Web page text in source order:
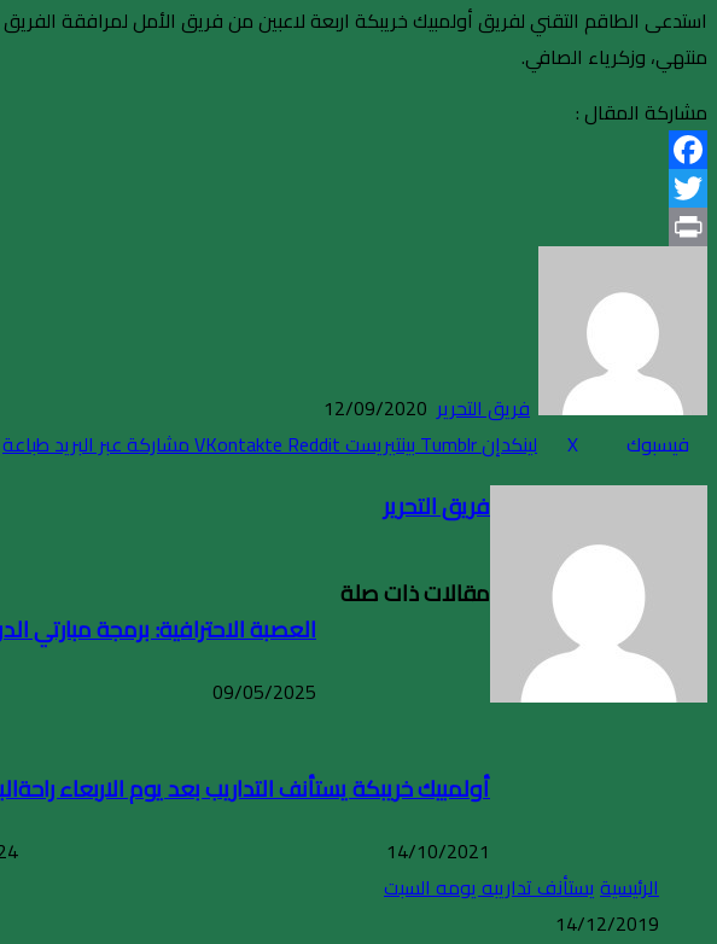
استدعى الطاقم التقني لفريق أولمبيك خريبكة اربعة لاعبين من فريق الأمل لمرافقة
منتهي، وزكرياء الصافي.
مشاركة المقال :
Facebook
Twitter
فريق التحرير 12/09/2020
فيسبوك X لينكدإن بينتيريست مشاركة عبر البريدطباعة
فريق التحرير
مقالات ذات صلة
العصبة الاحترافية: برمجة مبارتي الدورة
09/05/2025
أولمبيك خريبكة يستأنف التداريب بعد يوم الاربعاء راحة
14/10/2021
الرئيسيةيستأنف تداريبه يومه السبت
14/12/2019